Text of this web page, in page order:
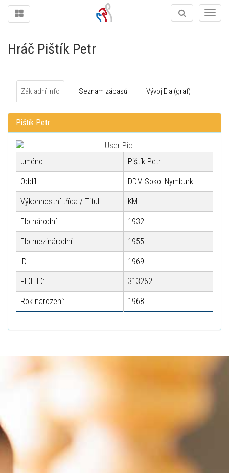
Hráč Pištík Petr
Základní info Seznam zápasů Vývoj Ela (graf)
Pištík Petr
Jméno: Pištík Petr
Oddíl: DDM Sokol Nymburk
Výkonnostní třída / Titul: KM
Elo národní: 1932
Elo mezinárodní: 1955
ID: 1969
FIDE ID: 313262
Rok narození: 1968